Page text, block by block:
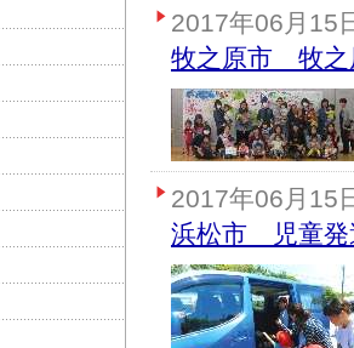
2017年06月15
牧之原市 牧之
2017年06月15
浜松市 児童発